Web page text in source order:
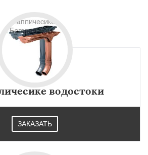
водостоки
ЗАКАЗАТЬ